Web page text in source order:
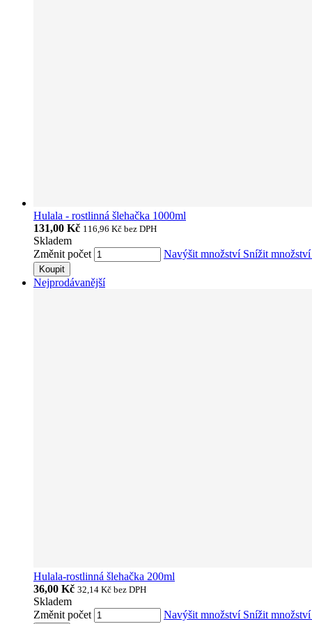
Hulala - rostlinná šlehačka 1000ml
131,00 Kč 116,96 Kč bez DPH
Skladem
Změnit počet
Navýšit množství Snížit
Koupit
Nejprodávanější
Hulala-rostlinná šlehačka 200ml
36,00 Kč 32,14 Kč bez DPH
Skladem
Změnit počet
Navýšit množství Snížit